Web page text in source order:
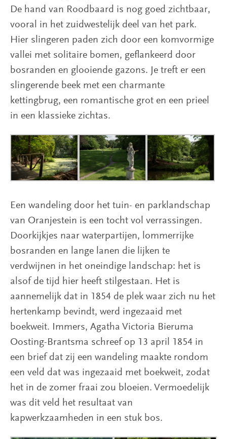
De hand van Roodbaard is nog goed zichtbaar,
vooral in het zuidwestelijk deel van het park.
Hier slingeren paden zich door een komvormige
vallei met solitaire bomen, geflankeerd door
bosranden en glooiende gazons. Je treft er een
slingerende beek met een charmante
kettingbrug, een romantische grot en een prieel
in een klassieke zichtas.
Een wandeling door het tuin- en parklandschap
van Oranjestein is een tocht vol verrassingen.
Doorkijkjes naar waterpartijen, lommerrijke
bosranden en lange lanen die lijken te
verdwijnen in het oneindige landschap: het is
alsof de tijd hier heeft stilgestaan. Het is
aannemelijk dat in 1854 de plek waar zich nu het
hertenkamp bevindt, werd ingezaaid met
boekweit. Immers, Agatha Victoria Bieruma
Oosting-Brantsma schreef op 13 april 1854 in
een brief dat zij een wandeling maakte rondom
een veld dat was ingezaaid met boekweit, zodat
het in de zomer fraai zou bloeien. Vermoedelijk
was dit veld het resultaat van
kapwerkzaamheden in een stuk bos.